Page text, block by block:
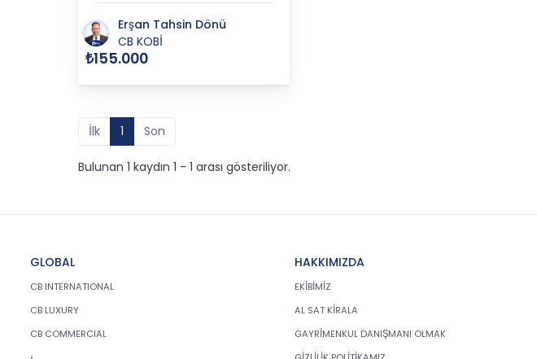
Erşan Tahsin Dönü
CB KOBİ
₺155.000
İlk 1 Son
Bulunan 1 kaydın 1 - 1 arası gösteriliyor.
GLOBAL
CB INTERNATIONAL
CB LUXURY
CB COMMERCIAL
HAKKIMIZDA
EKİBİMİZ
AL SAT KİRALA
GAYRİMENKUL DANIŞMANI OLMAK